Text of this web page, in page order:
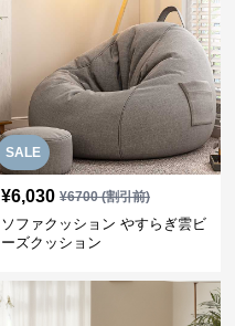
SALE
¥6,030 ¥6700(割引前)
ソファクッション やすらぎ雲ビ
ーズクッション